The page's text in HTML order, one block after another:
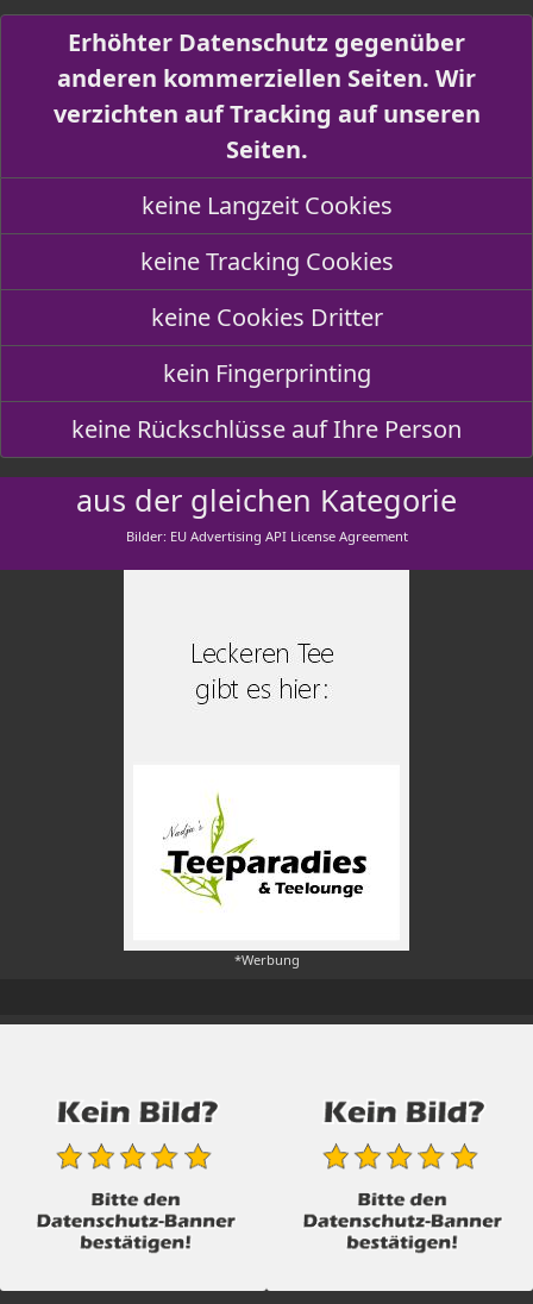
Erhöhter Datenschutz gegenüber
anderen kommerziellen Seiten. Wir
verzichten auf Tracking auf unseren
Seiten.
keine Langzeit Cookies
keine Tracking Cookies
keine Cookies Dritter
kein Fingerprinting
keine Rückschlüsse auf Ihre Person
aus der gleichen Kategorie
Bilder: EU Advertising API License Agreement
*Werbung